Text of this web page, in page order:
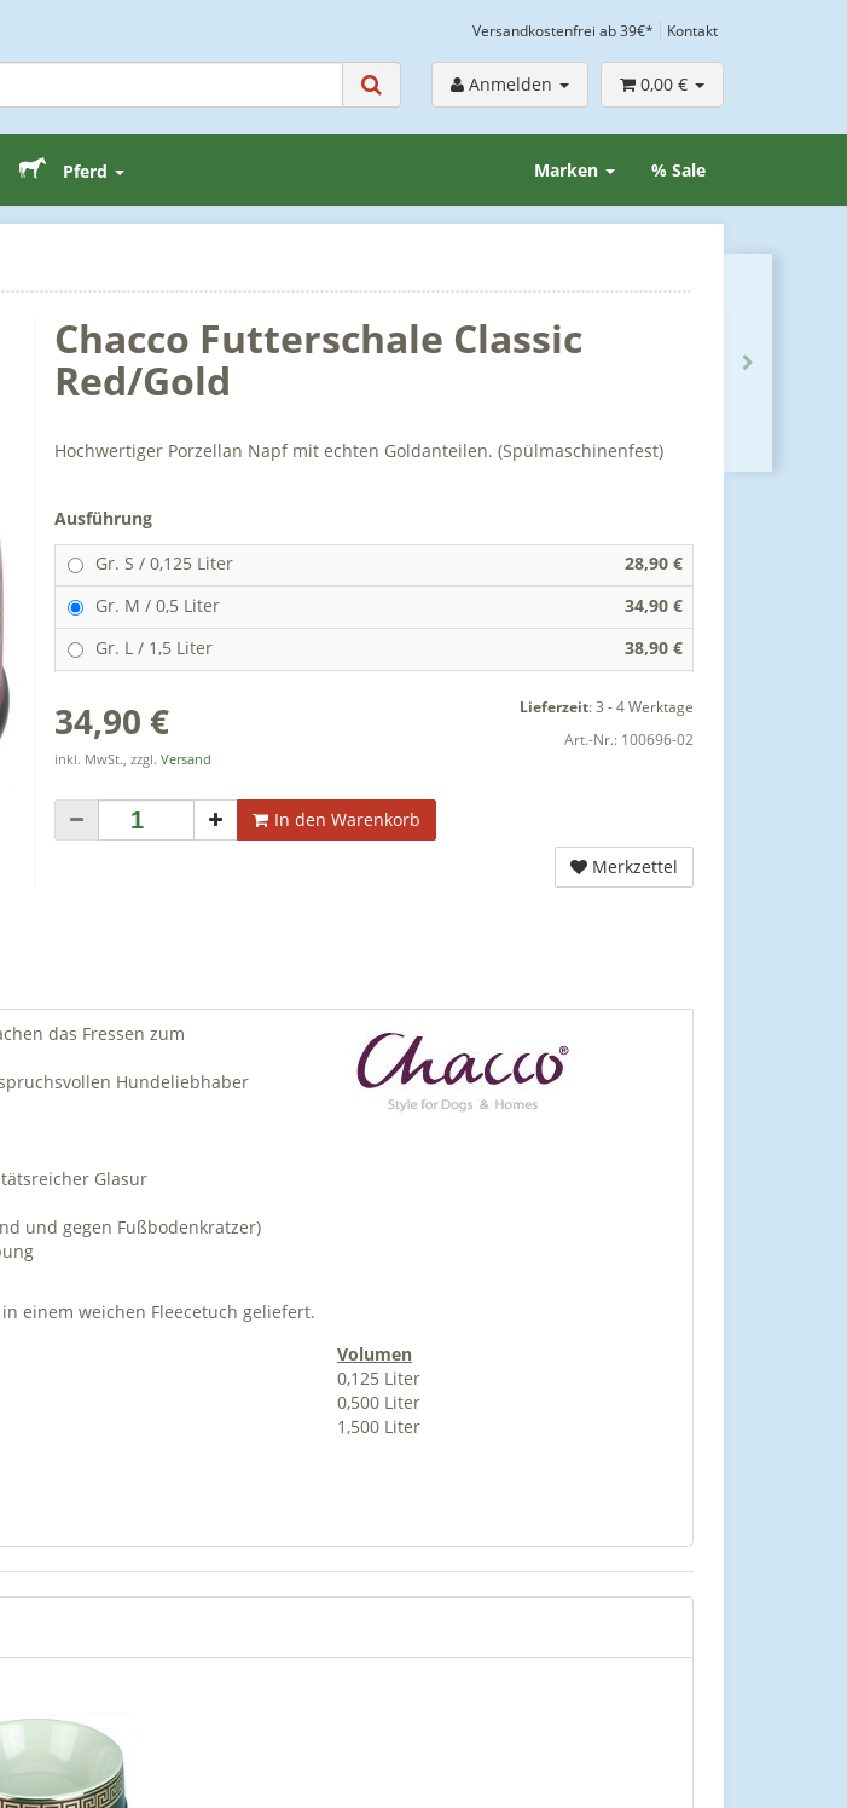
Versandkostenfrei ab 39€* Kontakt
Anmelden 0,00 €
Pferd % Sale
Marken
Chacco Futterschale Classic
Red/Gold
Hochwertiger Porzellan Napf mit echten Goldanteilen. (Spülmaschinenfest)
Ausführung
Gr. S / 0,125 Liter
28,90 €
Gr. M / 0,5 Liter
34,90 €
Gr. L / 1,5 Liter
38,90 €
34,90 €
inkl. MwSt., zzgl. Versand
Lieferzeit: 3 - 4 Werktage
Art.-Nr.: 100696-02
In den Warenkorb
Merkzettel
das Fressen zum
Hundeliebhaber
Glasur
und gegen Fußbodenkratzer)
einem weichen Fleecetuch geliefert.
Volumen
0,125 Liter
0,500 Liter
1,500 Liter